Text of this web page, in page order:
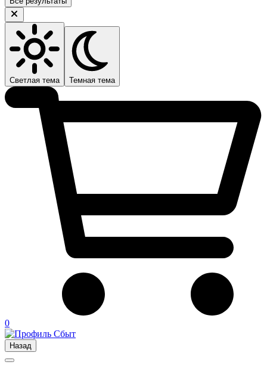
Светлая тема Темная тема
0
Назад